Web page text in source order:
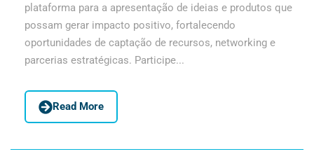
plataforma para a apresentação de ideias e produtos que
possam gerar impacto positivo, fortalecendo
oportunidades de captação de recursos, networking e
parcerias estratégicas. Participe...
Read More